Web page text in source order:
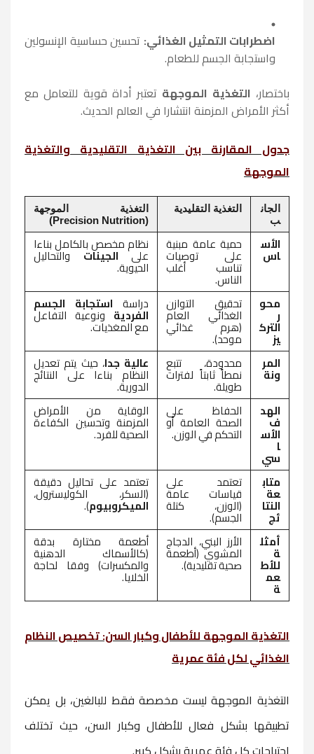
اضطرابات التمثيل الغذائي: تحسين حساسية الإنسولين
واستجابة الجسم للطعام.
باختصار، التغذية الموجهة تعتبر أداة قوية للتعامل مع
أكثر الأمراض المزمنة انتشارا في العالم الحديث.
جدول المقارنة بين التغذية التقليدية والتغذية
الموجهة
الجان
ب
التغذية التقليدية
التغذية الموجهة
(Precision Nutrition)
الأس
اس
حمية عامة مبنية
على توصيات
تناسب أغلب
الناس.
نظام مخصص بالكامل بناءا
على الجينات والتحاليل
الحيوية.
محو
ر
الترك
يز
تحقيق التوازن
الغذائي العام
(هرم غذائي
موحد).
دراسة استجابة الجسم
الفردية ونوعية التفاعل
مع المغذيات.
المر
ونة
محدودة، تتبع
نمطاً ثابتاً لفترات
طويلة.
عالية جدا، حيث يتم تعديل
النظام بناءا على النتائج
الدورية.
الهد
ف
الأس
ا
سي
الحفاظ على
الصحة العامة أو
التحكم في الوزن.
الوقاية من الأمراض
المزمنة وتحسين الكفاءة
الصحية للفرد.
متاب
عة
النتا
ئج
تعتمد على
قياسات عامة
(الوزن، كتلة
الجسم).
تعتمد على تحاليل دقيقة
(السكر، الكوليسترول،
الميكروبيوم).
أمثل
ة
للأط
عم
ة
الأرز البني، الدجاج
المشوي (أطعمة
صحية تقليدية).
أطعمة مختارة بدقة
(كالأسماك الدهنية
والمكسرات) وفقا لحاجة
الخلايا.
التغذية الموجهة للأطفال وكبار السن: تخصيص النظام
الغذائي لكل فئة عمرية
التغذية الموجهة ليست مخصصة فقط للبالغين، بل يمكن
تطبيقها بشكل فعال للأطفال وكبار السن، حيث تختلف